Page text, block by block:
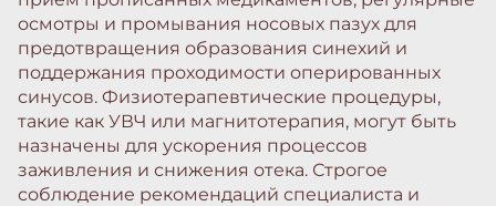
осмотры и промывания носовых пазух для
предотвращения образования синехий и
поддержания проходимости оперированных
синусов. Физиотерапевтические процедуры,
такие как УВЧ или магнитотерапия, могут быть
назначены для ускорения процессов
заживления и снижения отека. Строгое
соблюдение рекомендаций специалиста и